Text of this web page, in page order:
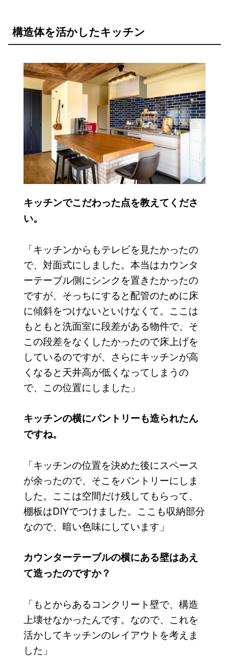
構造体を活かしたキッチン
キッチンでこだわった点を教えてくださ
い。
「キッチンからもテレビを見たかったの
で、対面式にしました。本当はカウンタ
ーテーブル側にシンクを置きたかったの
ですが、そっちにすると配管のために床
に傾斜をつけないといけなくて。ここは
もともと洗面室に段差がある物件で、そ
この段差をなくしたかったので床上げを
しているのですが、さらにキッチンが高
くなると天井高が低くなってしまうの
で、この位置にしました」
キッチンの横にパントリーも造られたん
ですね。
「キッチンの位置を決めた後にスペース
が余ったので、そこをパントリーにしま
した。ここは空間だけ残してもらって、
棚板はDIYでつけました。ここも収納部分
なので、暗い色味にしています」
カウンターテーブルの横にある壁はあえ
て造ったのですか？
「もとからあるコンクリート壁で、構造
上壊せなかったんです。なので、これを
活かしてキッチンのレイアウトを考えま
した」